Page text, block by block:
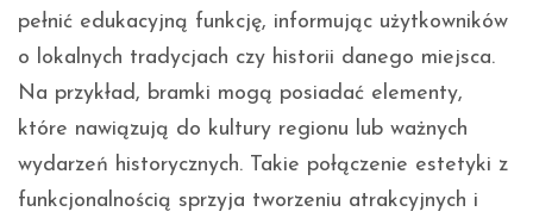
pełnić edukacyjną funkcję, informując użytkowników
o lokalnych tradycjach czy historii danego miejsca.
Na przykład, bramki mogą posiadać elementy,
które nawiązują do kultury regionu lub ważnych
wydarzeń historycznych. Takie połączenie estetyki z
funkcjonalnością sprzyja tworzeniu atrakcyjnych i